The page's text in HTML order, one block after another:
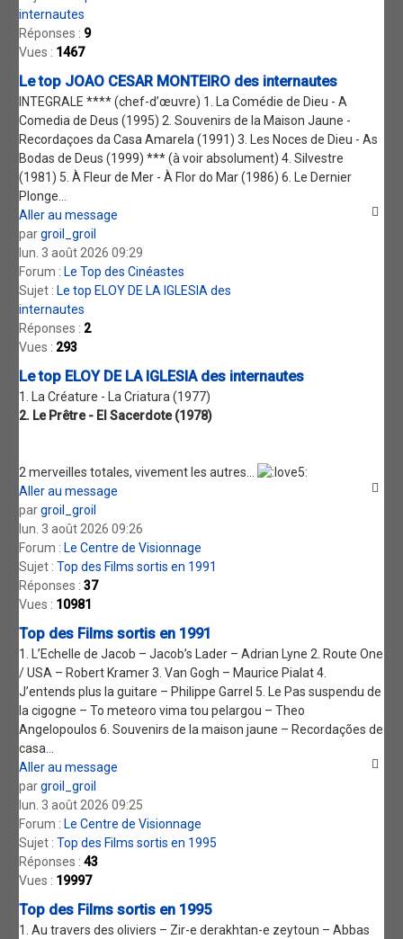
internautes
Réponses : 9
Vues : 1467
Le top JOAO CESAR MONTEIRO des internautes
INTEGRALE **** (chef-d’œuvre) 1. La Comédie de Dieu - A
Comedia de Deus (1995) 2. Souvenirs de la Maison Jaune -
Recordaçoes da Casa Amarela (1991) 3. Les Noces de Dieu - As
Bodas de Deus (1999) *** (à voir absolument) 4. Silvestre
(1981) 5. À Fleur de Mer - À Flor do Mar (1986) 6. Le Dernier
Plonge...
Aller au message
pargroil_groil
lun. 3 août 2026 09:29
Forum :Le Top des Cinéastes
Sujet :Le top ELOY DE LA IGLESIA des
internautes
Réponses : 2
Vues : 293
Le top ELOY DE LA IGLESIA des internautes
1. La Créature - La Criatura (1977)
2. Le Prêtre - El Sacerdote (1978)
2 merveilles totales, vivement les autres...
Aller au message
pargroil_groil
lun. 3 août 2026 09:26
Forum : Le Centre de Visionnage
Sujet :Top des Films sortis en 1991
Réponses :37
Vues : 10981
Top des Films sortis en 1991
1. L’Echelle de Jacob – Jacob’s Lader – Adrian Lyne 2. Route One
/ USA – Robert Kramer 3. Van Gogh – Maurice Pialat 4.
J’entends plus la guitare – Philippe Garrel 5. Le Pas suspendu de
la cigogne – To meteoro vima tou pelargou – Theo
Angelopoulos 6. Souvenirs de la maison jaune – Recordações de
casa...
Aller au message
pargroil_groil
lun. 3 août 2026 09:25
Forum : Le Centre de Visionnage
Sujet :Top des Films sortis en 1995
Réponses :43
Vues : 19997
Top des Films sortis en 1995
1. Au travers des oliviers – Zir-e derakhtan-e zeytoun – Abbas